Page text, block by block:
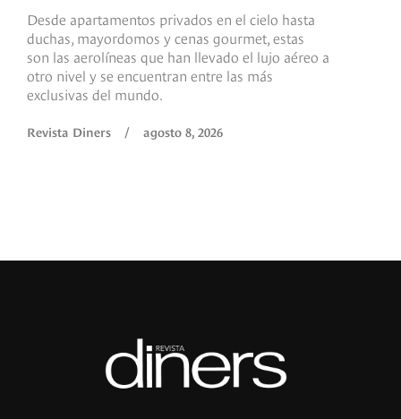
Desde apartamentos privados en el cielo hasta
duchas, mayordomos y cenas gourmet, estas
son las aerolíneas que han llevado el lujo aéreo a
otro nivel y se encuentran entre las más
exclusivas del mundo.
Revista Diners / agosto 8, 2026